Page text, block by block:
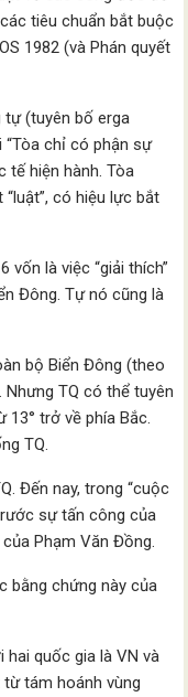
tiêu chuẩn bắt buộc
1982 (và Phán quyết
tự (tuyên bố erga
chỉ có phận sự
tế hiện hành. Tòa
có hiệu lực bắt
vốn là việc “giải thích”
Đông. Tự nó cũng là
bộ Biển Đông (theo
Nhưng TQ có thể tuyên
13° trở về phía Bắc.
TQ.
Đến nay, trong “cuộc
sự tấn công của
của Phạm Văn Đồng.
bằng chứng này của
quốc gia là VN và
tám hoánh vùng